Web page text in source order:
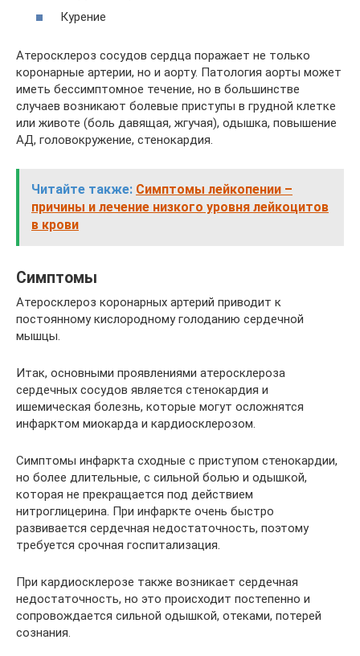
Курение
Атеросклероз сосудов сердца поражает не только
коронарные артерии, но и аорту. Патология аорты может
иметь бессимптомное течение, но в большинстве
случаев возникают болевые приступы в грудной клетке
или животе (боль давящая, жгучая), одышка, повышение
АД, головокружение, стенокардия.
Читайте также: Симптомы лейкопении –
причины и лечение низкого уровня лейкоцитов
в крови
Симптомы
Атеросклероз коронарных артерий приводит к
постоянному кислородному голоданию сердечной
мышцы.
Итак, основными проявлениями атеросклероза
сердечных сосудов является стенокардия и
ишемическая болезнь, которые могут осложнятся
инфарктом миокарда и кардиосклерозом.
Симптомы инфаркта сходные с приступом стенокардии,
но более длительные, с сильной болью и одышкой,
которая не прекращается под действием
нитроглицерина. При инфаркте очень быстро
развивается сердечная недостаточность, поэтому
требуется срочная госпитализация.
При кардиосклерозе также возникает сердечная
недостаточность, но это происходит постепенно и
сопровождается сильной одышкой, отеками, потерей
сознания.